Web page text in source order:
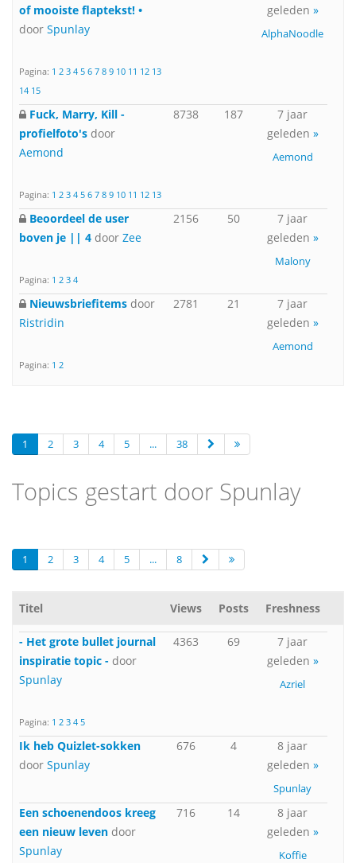
of mooiste flaptekst! •
door Spunlay
Pagina: 1 2 3 4 5 6 7 8 9 10 11 12 13
14 15
geleden »
AlphaNoodle
Fuck, Marry, Kill -
profielfoto's door
Aemond
Pagina: 1 2 3 4 5 6 7 8 9 10 11 12 13
8738 187
7 jaar
geleden »
Aemond
Beoordeel de user
boven je || 4 door Zee
Pagina: 1 2 3 4
2156 50
7 jaar
geleden »
Malony
Nieuwsbriefitems door
Ristridin
Pagina: 1 2
2781 21
7 jaar
geleden »
Aemond
1 2 3 4 5 ... 38
Topics gestart door Spunlay
1 2 3 4 5 ... 8
Titel Views Posts Freshness
- Het grote bullet journal
inspiratie topic - door
Spunlay
Pagina: 1 2 3 4 5
4363 69
7 jaar
geleden »
Azriel
Ik heb Quizlet-sokken
door Spunlay
676 4
8 jaar
geleden »
Spunlay
Een schoenendoos kreeg
een nieuw leven door
Spunlay
716 14
8 jaar
geleden »
Koffie